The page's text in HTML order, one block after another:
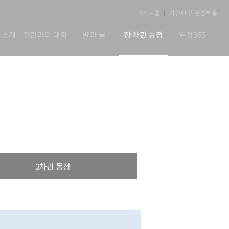
사이트맵 기후에너지환경부 홈
개 장관과의 대화 말과 글 장·차관 동정 일정365
2차관 동정